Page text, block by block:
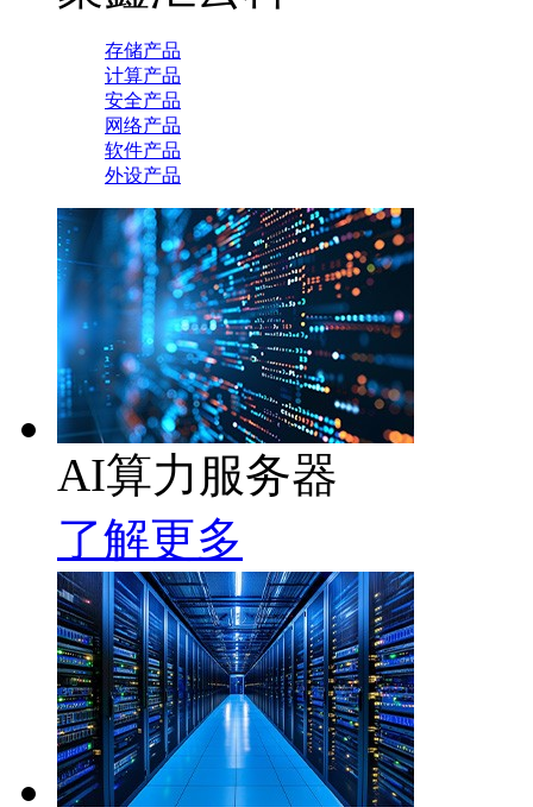
存储产品
计算产品
安全产品
网络产品
软件产品
外设产品
AI算力服务器
了解更多